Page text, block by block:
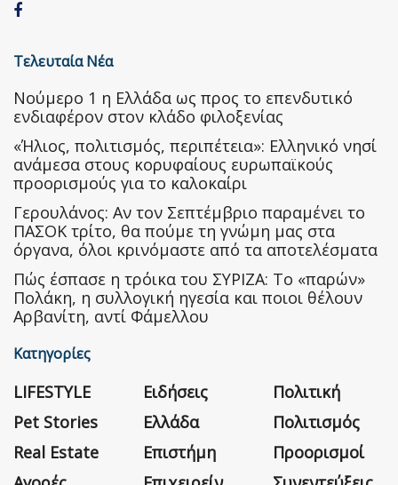
Τελευταία Νέα
Nούμερο 1 η Ελλάδα ως προς το επενδυτικό
ενδιαφέρον στον κλάδο φιλοξενίας
«Ήλιος, πολιτισμός, περιπέτεια»: Ελληνικό νησί
ανάμεσα στους κορυφαίους ευρωπαϊκούς
προορισμούς για το καλοκαίρι
Γερουλάνος: Αν τον Σεπτέμβριο παραμένει το
ΠΑΣΟΚ τρίτο, θα πούμε τη γνώμη μας στα
όργανα, όλοι κρινόμαστε από τα αποτελέσματα
Πώς έσπασε η τρόικα του ΣΥΡΙΖΑ: Το «παρών»
Πολάκη, η συλλογική ηγεσία και ποιοι θέλουν
Αρβανίτη, αντί Φάμελλου
Κατηγορίες
LIFESTYLE
Pet Stories
Real Estate
Ειδήσεις
Ελλάδα
Επιστήμη
Πολιτική
Πολιτισμός
Προορισμοί